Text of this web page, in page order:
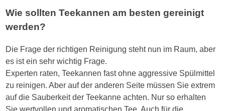
Wie sollten Teekannen am besten gereinigt
werden?
Die Frage der richtigen Reinigung steht nun im Raum, aber
es ist ein sehr wichtig Frage.
Experten raten, Teekannen fast ohne aggressive Spülmittel
zu reinigen. Aber auf der anderen Seite müssen Sie extrem
auf die Sauberkeit der Teekanne achten. Nur so erhalten
Sie wertvollen und aromatischen Tee. Auch für die